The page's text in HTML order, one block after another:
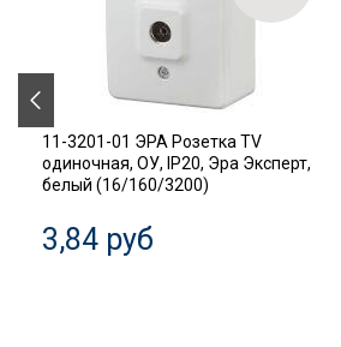
11-3201-01 ЭРА Розетка TV
одиночная, ОУ, IP20, Эра Эксперт,
белый (16/160/3200)
3,84 руб